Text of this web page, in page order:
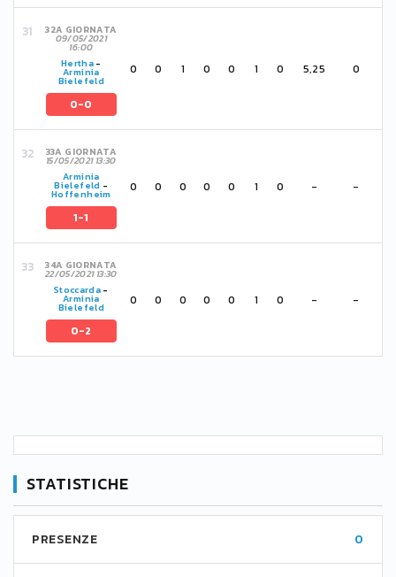
32A GIORNATA
09/05/2021
16:00
Hertha -
Arminia
Bielefeld
0-0
0 0 1 0 0 1 0 5,25 0
33A GIORNATA
15/05/2021 13:30
Arminia
Bielefeld -
Hoffenheim
1-1
0 0 0 0 0 1 0 - -
34A GIORNATA
22/05/2021 13:30
Stoccarda -
Arminia
Bielefeld
0-2
0 0 0 0 0 1 0 - -
STATISTICHE
PRESENZE 0